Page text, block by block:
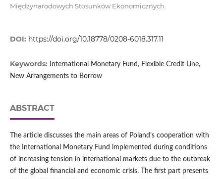
Międzynarodowych Stosunków Ekonomicznych.
DOI: https://doi.org/10.18778/0208-6018.317.11
Keywords:
International Monetary Fund, Flexible Credit Line,
New Arrangements to Borrow
ABSTRACT
The article discusses the main areas of Poland’s cooperation with
the International Monetary Fund implemented during conditions
of increasing tension in international markets due to the outbreak
of the global financial and economic crisis. The first part presents